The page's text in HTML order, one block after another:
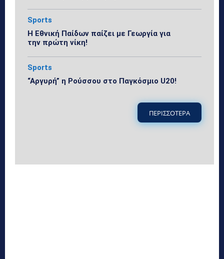
Sports
Η Εθνική Παίδων παίζει με Γεωργία για
την πρώτη νίκη!
Sports
“Αργυρή” η Ρούσσου στο Παγκόσμιο U20!
ΠΕΡΙΣΣΟΤΕΡΑ